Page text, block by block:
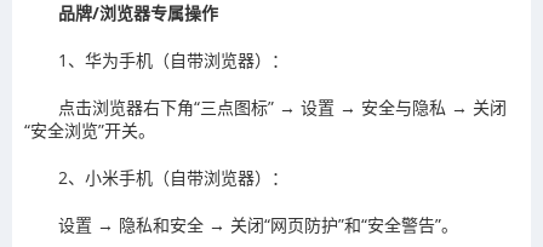
品牌/浏览器专属操作
‌1、华为手机（自带浏览器）‌：
点击浏览器右下角“三点图标” → 设置 → 安全与隐私 → 关闭
“安全浏览”开关。‌‌
2‌、小米手机（自带浏览器）‌：
设置 → 隐私和安全 → 关闭“网页防护”和“安全警告”。‌‌